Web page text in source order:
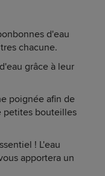
d'eau
chacune.
grâce à leur
poignée afin de
petites bouteilles
! L'eau
apportera un